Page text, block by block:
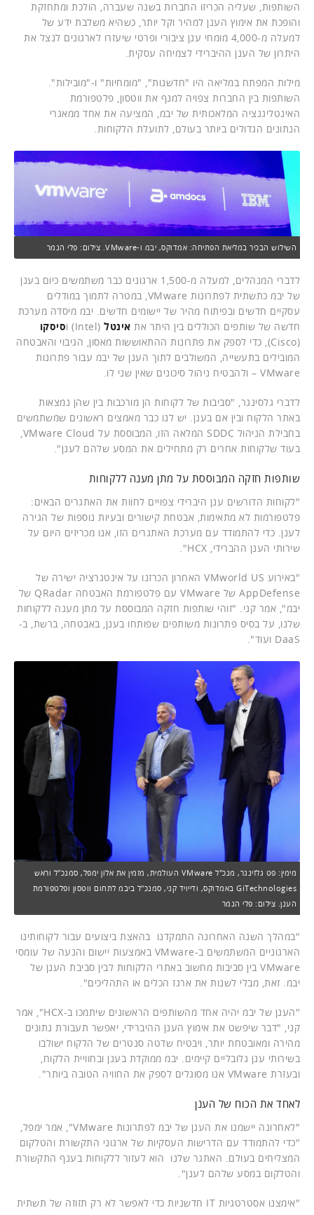
השותפות, שעליה הכריזו החברות בשנה שעברה, הולכת ומתחזקת
והופכת את אימוץ הענן למהיר וקל יותר, כשהיא משלבת ידע של
למעלה מ-4,000 מומחי ענן ציבורי ופרטי שיעזרו לארגונים לנצל את
היתרון של הענן ההיברידי לצמיחה עסקית.
מילות המפתח במליאה היו "חדשנות", "מומחיות" ו-"מובילות".
השותפות בין החברות צפויה למנף את ווטסון, פלטפורמת
האינטליגנציה המלאכותית של יבמ, המציעה את אחד ממאגרי
הנתונים הגדולים ביותר בעולם, לתועלת הלקוחות.
השילוש הבכיר במליאת הפתיחה: אמדוקס, יבמ ו-VMware. צילום: פלי הנמר
לדברי המנהלים, למעלה מ-1,500 ארגונים כבר משתמשים כיום בענן
של יבמ כתשתית לפתרונות VMware, במטרה לתמוך במודלים
עסקיים חדשים ובפיתוח מהיר של יישומים חדשים. יבמ מיסדה מערכת
חדשה של שותפים הכוללים בין היתר את אינטל (Intel) ו
סיסקו
(Cisco), כדי לספק את פתרונות ההתאוששות מאסון, הגיבוי והאבטחה
המובילים בתעשייה, המשולבים לתוך הענן של יבמ עבור פתרונות
VMware – ולהבטיח ניהול סיכונים שאין שני לו.
לדברי גלסינגר, "סביבות של לקוחות הן מורכבות בין שהן נמצאות
באתר הלקוח ובין אם בענן. יש לנו כבר מאמצים ראשונים שמשתמשים
בחבילת הניהול SDDC המלאה הזו, המבוססת על VMware Cloud,
בעוד שלקוחות אחרים רק מתחילים את המסע שלהם לענן".
שותפות חזקה המבוססת על מתן מענה ללקוחות
"לקוחות הדורשים ענן היברידי צפויים לחוות את האתגרים הבאים:
פלטפורמות לא מתאימות, אבטחת קישורים ובעיות נוספות של הגירה
לענן. כדי להתמודד עם מערכת האתגרים הזו, אנו מכריזים היום על
שירותי הענן ההברידי, HCX".
"באירוע VMworld US האחרון הכרזנו על אינטגרציה ישירה של
AppDefense של VMware עם פלטפורמת האבטחה QRadar של
יבמ", אמר קני. "זוהי שותפות חזקה המבוססת על מתן מענה ללקוחות
שלנו, על בסיס פתרונות משותפים שפותחו בענן, באבטחה, ברשת, ב-
DaaS ועוד".
מימין: פט גלזינגר, מנכ"ל VMware העולמית, מזמין את אלון ימפל, סמנכ"ל וראש
GiTechnologies באמדוקס, ודייויד קני, סמנכ"ל ביבמ לתחום ווטסון ופלטפורמת
הענן. צילום: פלי הנמר
"במהלך השנה האחרונה התמקדנו בהאצת ביצועים עבור לקוחותינו
הארגוניים המשתמשים ב-VMware באמצעות יישום והנעה של עומסי
VMware בין סביבות מחשוב באתרי הלקוחות לבין סביבת הענן של
יבמ. זאת, מבלי לשנות את ארגז הכלים או התהליכים".
"הענן של יבמ יהיה אחד מהשותפים הראשונים שיתמכו ב-HCX", אמר
קני, "דבר שיפשט את אימוץ הענן ההיברידי, יאפשר תעבורת נתונים
מהירה ומאובטחת יותר, ויבטיח שדטה סנטרים של הלקוח ישולבו
בשירותי ענן גלובליים קיימים. יבמ ממוקדת בענן ובחוויית הלקוח,
ובעזרת VMware אנו מסוגלים לספק את החוויה הטובה ביותר".
לאחד את הכוח של הענן
"לאחרונה יישמנו את הענן של יבמ לפתרונות VMware", אמר ימפל,
"כדי להתמודד עם הדרישות העסקיות של ארגוני התקשורת והטלקום
המצליחים בעולם. האתגר שלנו הוא לעזור ללקוחות בענף התקשורת
והטלקום במסע שלהם לענן".
"אימצנו אסטרטגיות IT חדשניות כדי לאפשר לא רק תזוזה של תשתית